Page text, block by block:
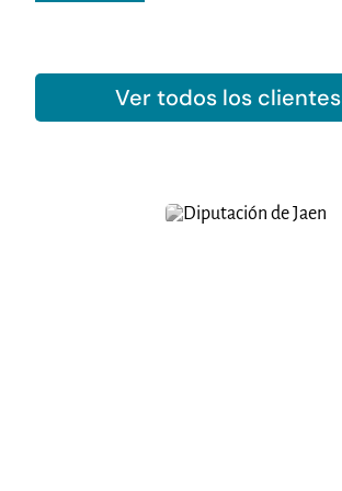
Ver todos los clientes